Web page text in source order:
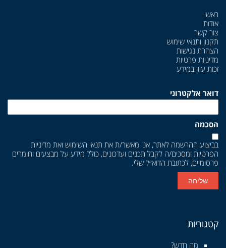
ראשי
אודות
צור קשר
תקנון ותנאי שימוש
הצהרת נגישות
מדיניות פרטיות
זכות עיון במידע
דואר אלקטרוני
הסכמה
בביצוע ההרשמה לאתר, אני מאשר/ת את תנאי השימוש ואת מדיניות
הפרטיות ומסכים/ה לקבל תכנים ועדכונים, כולל מידע על מבצעים וחומרים
פרסומיים, לכתובת הדוא״ל שלי.
שליחה
קטגוריות
מה חדש?